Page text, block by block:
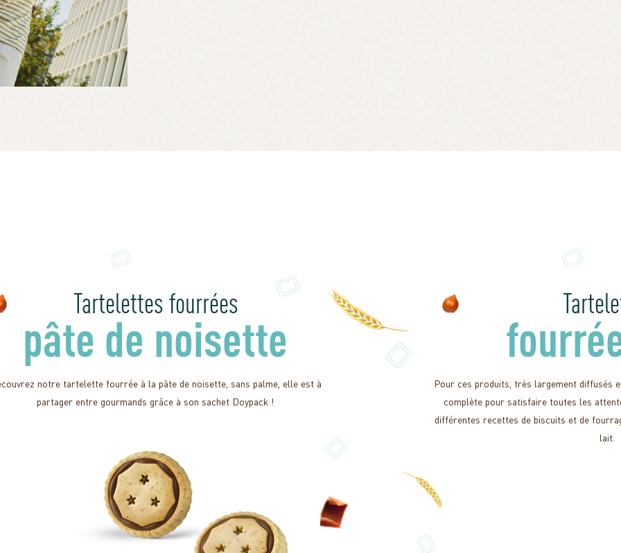
Tartelettes fourrées
pâte de noisette
notre tartelette fourrée à la pâte de noisette, sans palme, elle est à
partager entre gourmands grâce à son sachet Doypack !
Pour ces produits, très largement diffusés
complète pour satisfaire toutes les
différentes recettes de biscuits et de
lait.